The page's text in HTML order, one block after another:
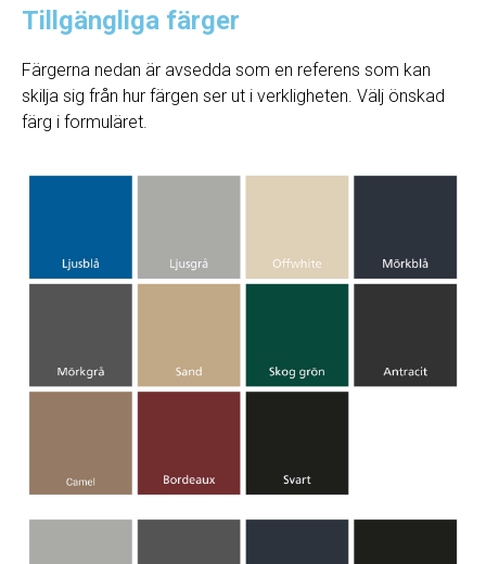
Tillgängliga färger
Färgerna nedan är avsedda som en referens som kan
skilja sig från hur färgen ser ut i verkligheten. Välj önskad
färg i formuläret.